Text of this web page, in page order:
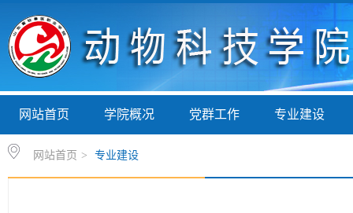
网站首页 学院概况 党群工作 专业建设
网站首页 > 专业建设